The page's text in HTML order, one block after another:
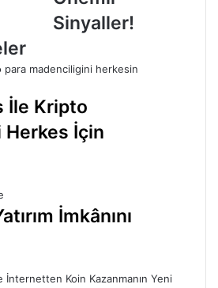
Sinyaller!
İle Kripto
İçin
İmkânını